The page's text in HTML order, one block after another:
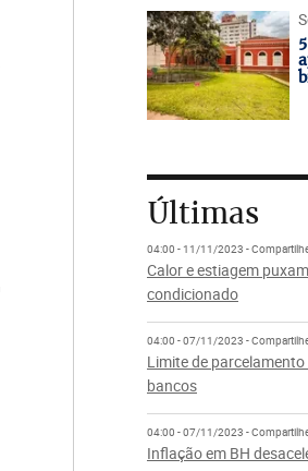
Últimas
04:00 - 11/11/2023 -
Calor e estiagem
condicionado
04:00 - 07/11/2023 -
Limite de
bancos
04:00 - 07/11/2023 -
Inflação em BH